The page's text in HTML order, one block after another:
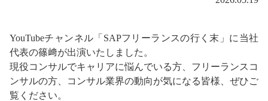
YouTubeチャンネル「SAPフリーランスの行く末」に当社
代表の篠﨑が出演いたしました。
現役コンサルでキャリアに悩んでいる方、フリーランスコ
ンサルの方、コンサル業界の動向が気になる皆様、ぜひご
覧ください。